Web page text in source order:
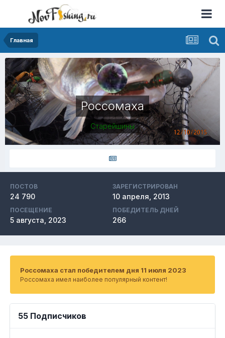
Главная
Россомаха
Старейшины
ПОСТОВ
24 790
ЗАРЕГИСТРИРОВАН
10 апреля, 2013
ПОСЕЩЕНИЕ
5 августа, 2023
ПОБЕДИТЕЛЬ ДНЕЙ
266
Россомаха стал победителем дня 11 июля 2023
Россомаха имел наиболее популярный контент!
55 Подписчиков